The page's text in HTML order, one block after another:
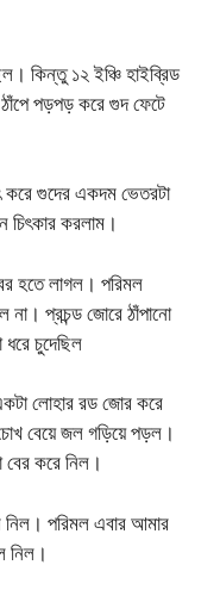
কিন্তু ১২ ইঞ্চি হাইব্রিড
পড়পড় করে গুদ ফেটে
করে গুদের একদম ভেতরটা
চিৎকার করলাম।
হতে লাগল। পরিমল
প্রচন্ড জোরে ঠাঁপানো
চুদেছিল
লোহার রড জোর করে
বেয়ে জল গড়িয়ে পড়ল।
বের করে নিল।
পরিমল এবার আমার
নিল।